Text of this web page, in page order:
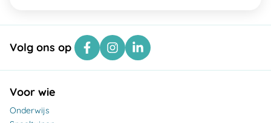
Volg ons op
Voor wie
Onderwijs